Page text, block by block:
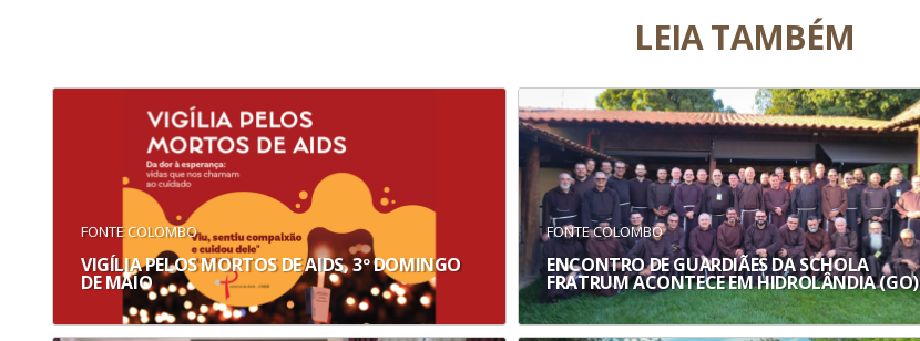
LEIA TAMBÉM
FONTE COLOMBO
VIGÍLIA PELOS MORTOS DE AIDS, 3º DOMINGO
DE MAIO
FONTE COLOMBO
ENCONTRO DE GUARDIÃES DA SCHOLA
FRATRUM ACONTECE EM HIDROLÂNDIA (GO)